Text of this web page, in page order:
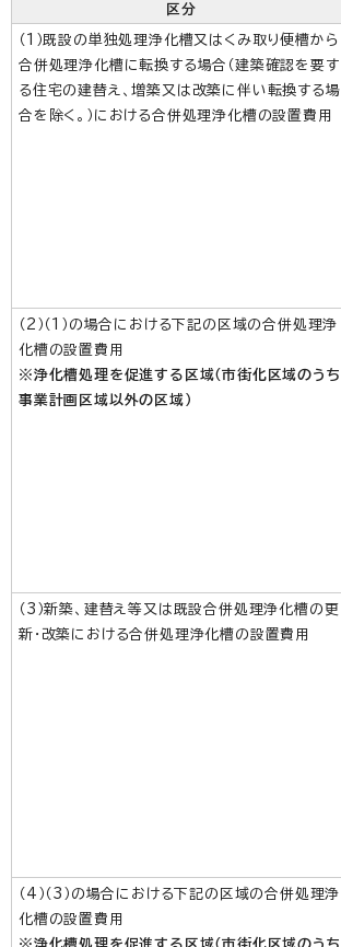
区分
（1）既設の単独処理浄化槽又はくみ取り便槽から
合併処理浄化槽に転換する場合（建築確認を要す
る住宅の建替え、増築又は改築に伴い転換する場
合を除く。）における合併処理浄化槽の設置費用
（2）（1）の場合における下記の区域の合併処理浄
化槽の設置費用
※浄化槽処理を促進する区域（市街化区域のうち
事業計画区域以外の区域）
（3）新築、建替え等又は既設合併処理浄化槽の更
新・改築における合併処理浄化槽の設置費用
（4）（3）の場合における下記の区域の合併処理浄
化槽の設置費用
※浄化槽処理を促進する区域（市街化区域のうち